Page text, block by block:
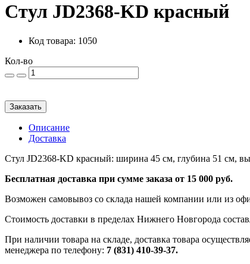
Стул JD2368-KD красный
Код товара: 1050
Кол-во
Заказать
Описание
Доставка
Стул JD2368-KD красный: ширина 45 см, глубина 51 см,
Бесплатная доставка при сумме заказа от 15 000 руб.
Возможен самовывоз со склада нашей компании или из
Стоимость доставки в пределах Нижнего Новгорода
При наличии товара на складе, доставка товара
менеджера по телефону: 7 (831) 410-39-37.